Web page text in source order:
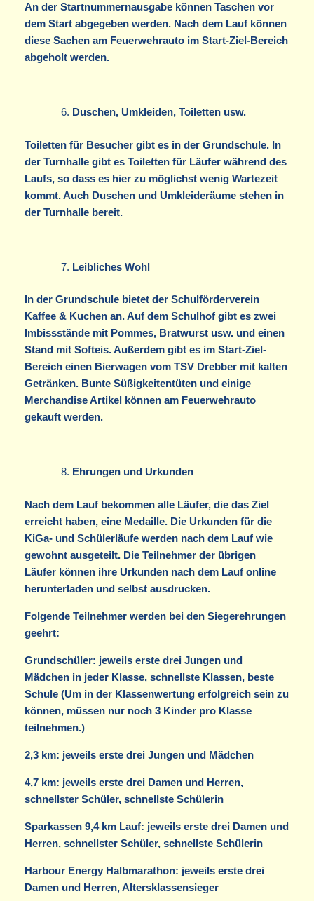
An der Startnummernausgabe können Taschen vor
dem Start abgegeben werden. Nach dem Lauf können
diese Sachen am Feuerwehrauto im Start-Ziel-Bereich
abgeholt werden.
Duschen, Umkleiden, Toiletten usw.
Toiletten für Besucher gibt es in der Grundschule. In
der Turnhalle gibt es Toiletten für Läufer während des
Laufs, so dass es hier zu möglichst wenig Wartezeit
kommt. Auch Duschen und Umkleideräume stehen in
der Turnhalle bereit.
Leibliches Wohl
In der Grundschule bietet der Schulförderverein
Kaffee & Kuchen an. Auf dem Schulhof gibt es zwei
Imbissstände mit Pommes, Bratwurst usw. und einen
Stand mit Softeis. Außerdem gibt es im Start-Ziel-
Bereich einen Bierwagen vom TSV Drebber mit kalten
Getränken. Bunte Süßigkeitentüten und einige
Merchandise Artikel können am Feuerwehrauto
gekauft werden.
Ehrungen und Urkunden
Nach dem Lauf bekommen alle Läufer, die das Ziel
erreicht haben, eine Medaille. Die Urkunden für die
KiGa- und Schülerläufe werden nach dem Lauf wie
gewohnt ausgeteilt. Die Teilnehmer der übrigen
Läufer können ihre Urkunden nach dem Lauf online
herunterladen und selbst ausdrucken.
Folgende Teilnehmer werden bei den Siegerehrungen
geehrt:
Grundschüler: jeweils erste drei Jungen und
Mädchen in jeder Klasse, schnellste Klassen, beste
Schule (Um in der Klassenwertung erfolgreich sein zu
können, müssen nur noch 3 Kinder pro Klasse
teilnehmen.)
2,3 km: jeweils erste drei Jungen und Mädchen
4,7 km: jeweils erste drei Damen und Herren,
schnellster Schüler, schnellste Schülerin
Sparkassen 9,4 km Lauf: jeweils erste drei Damen und
Herren, schnellster Schüler, schnellste Schülerin
Harbour Energy Halbmarathon: jeweils erste drei
Damen und Herren, Altersklassensieger